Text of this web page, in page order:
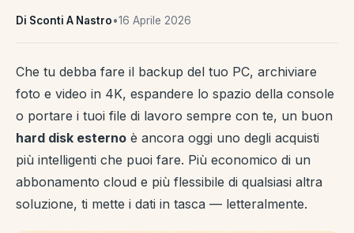
Di Sconti A Nastro•16 Aprile 2026
Che tu debba fare il backup del tuo PC, archiviare
foto e video in 4K, espandere lo spazio della console
o portare i tuoi file di lavoro sempre con te, un buon
hard disk esterno è ancora oggi uno degli acquisti
più intelligenti che puoi fare. Più economico di un
abbonamento cloud e più flessibile di qualsiasi altra
soluzione, ti mette i dati in tasca — letteralmente.